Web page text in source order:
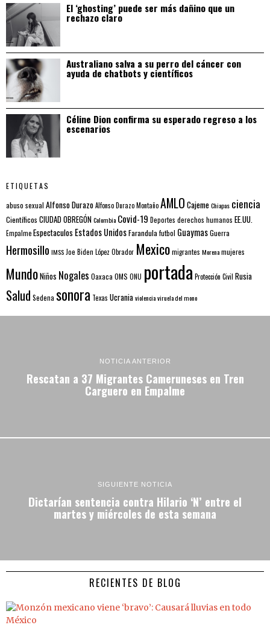
El ‘ghosting’ puede ser más dañino que un
rechazo claro
Australiano salva a su perro del cáncer con
ayuda de chatbots y científicos
Céline Dion confirma su esperado regreso a los
escenarios
ETIQUETAS
abuso sexual Alfonso DurazoAlfonso Durazo MontañoAMLO CajemeChiapas ciencia
Científicos CIUDAD OBREGÓNColombia Covid-19 Deportes derechos humanos EE.UU.
EmpalmeEspectaculos Estados UnidosFarandulafutbol GuaymasGuerra
Hermosillo IMSS Joe Biden López Obrador Mexicomigrantes Morenamujeres
MundoNiños Nogales Oaxaca OMS ONU portada Protección Civil Rusia
Salud Sedena sonora Texas Ucraniaviolenciaviruela del mono
NOTICIA ANTERIOR
Rescatan a 37 Migrantes Cameruneses en Tren
Carguero en Empalme
SIGUIENTE NOTICIA
Dictarían sentencia contra Hilario ‘N’ entre el
martes y miércoles de esta semana
RECIENTES DE BLOG